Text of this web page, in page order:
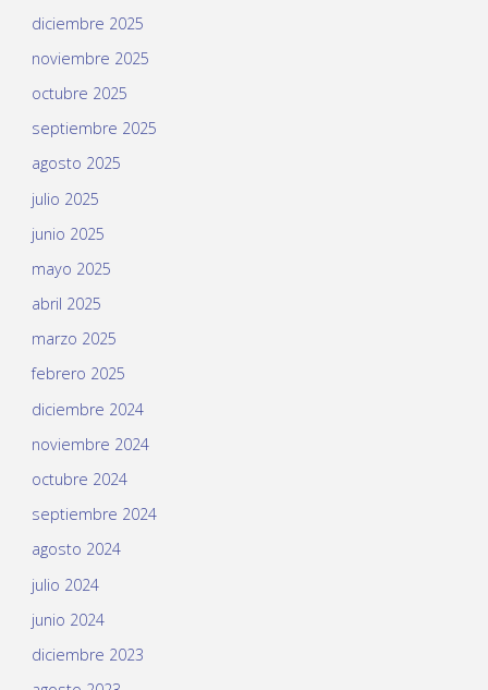
diciembre 2025
noviembre 2025
octubre 2025
septiembre 2025
agosto 2025
julio 2025
junio 2025
mayo 2025
abril 2025
marzo 2025
febrero 2025
diciembre 2024
noviembre 2024
octubre 2024
septiembre 2024
agosto 2024
julio 2024
junio 2024
diciembre 2023